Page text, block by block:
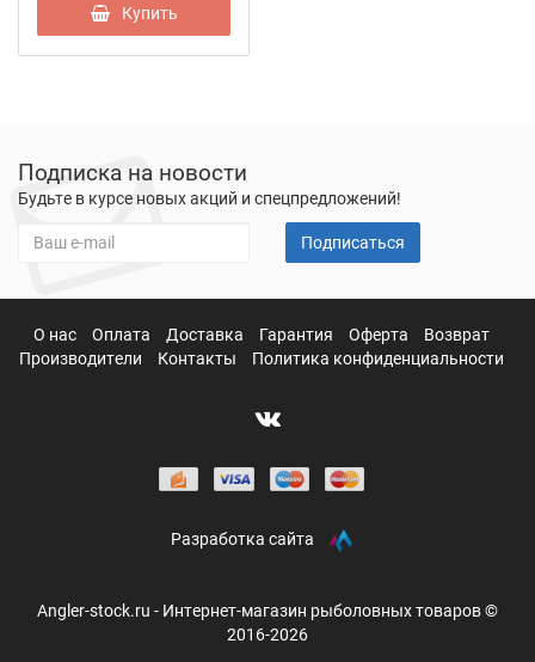
Купить
Подписка на новости
Будьте в курсе новых акций и спецпредложений!
Подписаться
О нас Оплата Доставка Гарантия Оферта
Возврат
Производители
Контакты Политика конфиденциальности
Разработка сайта
Angler-stock.ru - Интернет-магазин рыболовных товаров ©
2016-2026